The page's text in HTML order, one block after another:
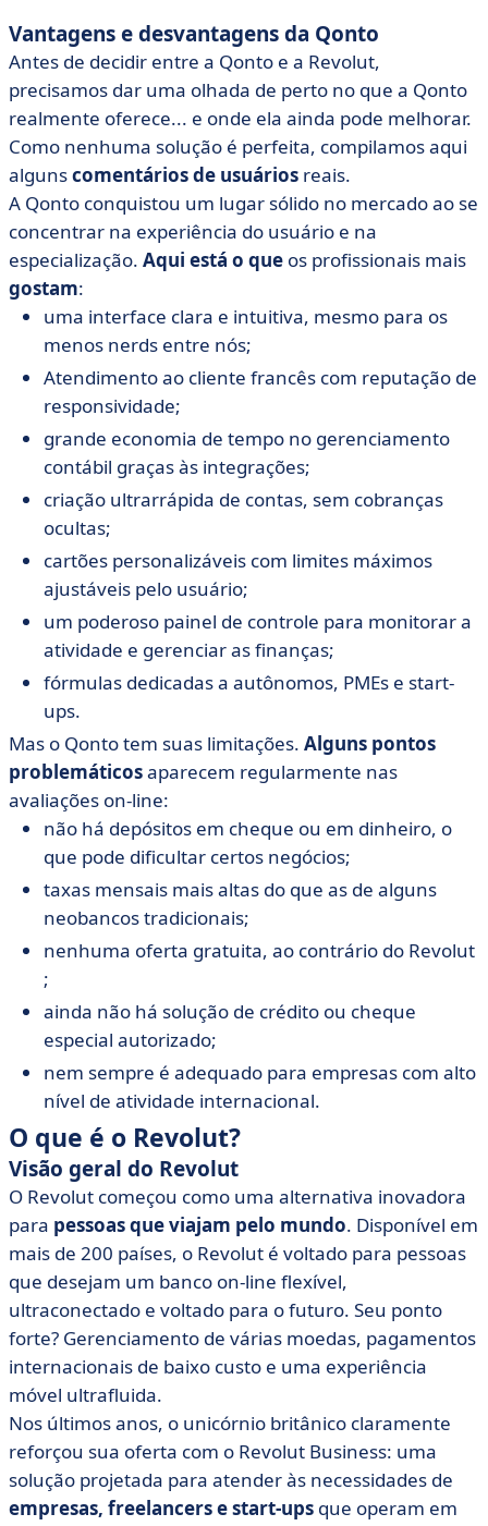
Vantagens e desvantagens da Qonto
Antes de decidir entre a Qonto e a Revolut,
precisamos dar uma olhada de perto no que a Qonto
realmente oferece... e onde ela ainda pode melhorar.
Como nenhuma solução é perfeita, compilamos aqui
algunscomentários de usuários reais.
A Qonto conquistou um lugar sólido no mercado ao se
concentrar na experiência do usuário e na
especialização. Aqui está o que os profissionais mais
gostam:
uma interface clara e intuitiva, mesmo para os
menos nerds entre nós;
Atendimento ao cliente francês com reputação de
responsividade;
grande economia de tempo no gerenciamento
contábil graças às integrações;
criação ultrarrápida de contas, sem cobranças
ocultas;
cartões personalizáveis com limites máximos
ajustáveis pelo usuário;
um poderoso painel de controle para monitorar a
atividade e gerenciar as finanças;
fórmulas dedicadas a autônomos, PMEs e start-
ups.
Mas o Qonto tem suas limitações. Alguns pontos
problemáticosaparecem regularmente nas
avaliações on-line:
não há depósitos em cheque ou em dinheiro, o
que pode dificultar certos negócios;
taxas mensais mais altas do que as de alguns
neobancos tradicionais;
nenhuma oferta gratuita, ao contrário do Revolut
;
ainda não há solução de crédito ou cheque
especial autorizado;
nem sempre é adequado para empresas com alto
nível de atividade internacional.
O que é o Revolut?
Visão geral do Revolut
O Revolut começou como uma alternativa inovadora
para pessoas que viajam pelo mundo. Disponível em
mais de 200 países, o Revolut é voltado para pessoas
que desejam um banco on-line flexível,
ultraconectado e voltado para o futuro. Seu ponto
forte? Gerenciamento de várias moedas, pagamentos
internacionais de baixo custo e uma experiência
móvel ultrafluida.
Nos últimos anos, o unicórnio britânico claramente
reforçou sua oferta com o Revolut Business: uma
solução projetada para atender às necessidades de
empresas, freelancers e start-ups que operam em